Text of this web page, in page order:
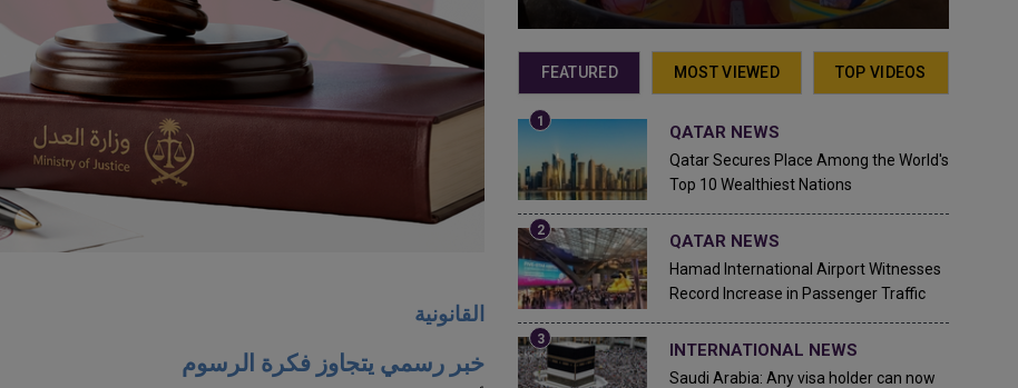
القانونية
خبر رسمي يتجاوز فكرة الرسوم
FEATURED MOST VIEWED TOP VIDEOS
QATAR NEWS
Qatar Secures Place Among the World's
Top 10 Wealthiest Nations
QATAR NEWS
Hamad International Airport Witnesses
Record Increase in Passenger Traffic
INTERNATIONAL NEWS
Saudi Arabia: Any visa holder can now